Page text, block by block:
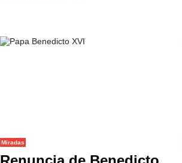
Miradas